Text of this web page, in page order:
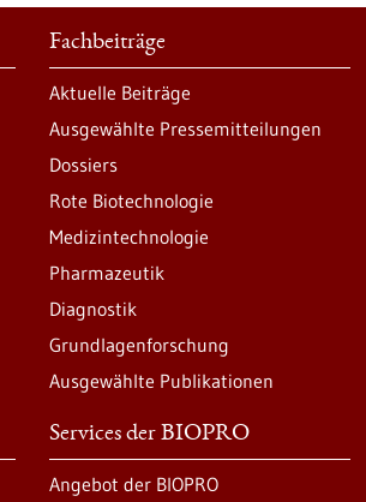
Fachbeiträge
Aktuelle Beiträge
Ausgewählte Pressemitteilungen
Dossiers
Rote Biotechnologie
Medizintechnologie
Pharmazeutik
Diagnostik
Grundlagenforschung
Ausgewählte Publikationen
Services der BIOPRO
Angebot der BIOPRO